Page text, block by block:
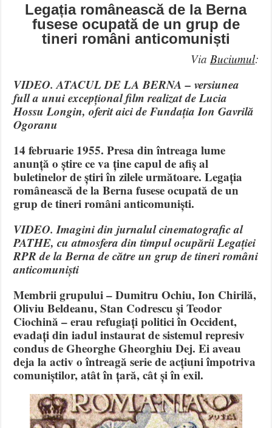
Legația românească de la Berna
fusese ocupată de un grup de
tineri români anticomuniști
Via Buciumul:
VIDEO. ATACUL DE LA BERNA – versiunea
full a unui excepțional film realizat de Lucia
Hossu Longin, oferit aici de Fundația Ion Gavrilă
Ogoranu
14 februarie 1955. Presa din întreaga lume
anunță o știre ce va ține capul de afiș al
buletinelor de știri în zilele următoare. Legația
românească de la Berna fusese ocupată de un
grup de tineri români anticomuniști.
VIDEO. Imagini din jurnalul cinematografic al
PATHE, cu atmosfera din timpul ocupării Legației
RPR de la Berna de către un grup de tineri români
anticomuniști
Membrii grupului – Dumitru Ochiu, Ion Chirilă,
Oliviu Beldeanu, Stan Codrescu și Teodor
Ciochină – erau refugiați politici în Occident,
evadați din iadul instaurat de sistemul represiv
condus de Gheorghe Gheorghiu Dej. Ei aveau
deja la activ o întreagă serie de acțiuni împotriva
comuniștilor, atât în țară, cât și în exil.